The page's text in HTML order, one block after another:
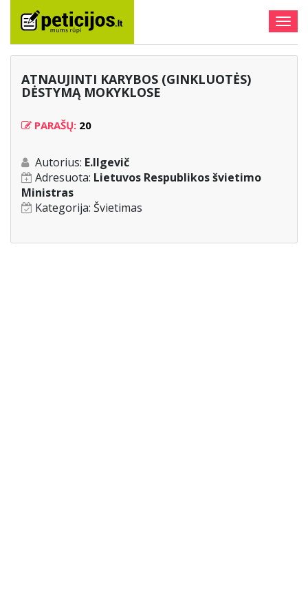
ATNAUJINTI KARYBOS (GINKLUOTĖS)
DĖSTYMĄ MOKYKLOSE
PARAŠŲ: 20
Autorius: E.Ilgevič
Adresuota: Lietuvos Respublikos švietimo
Ministras
Kategorija: Švietimas